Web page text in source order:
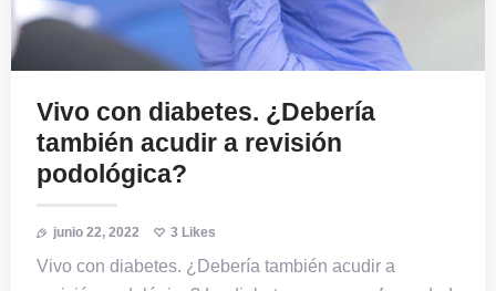
Vivo con diabetes. ¿Debería
también acudir a revisión
podológica?
junio 22, 2022 3 Likes
Vivo con diabetes. ¿Debería también acudir a